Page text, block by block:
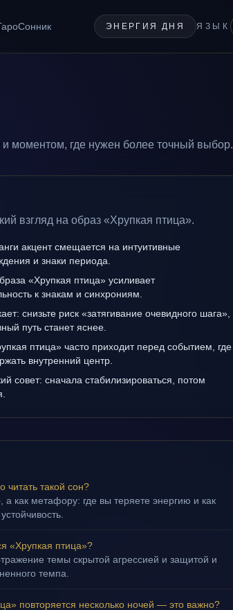
Сонник ЭНЕРГИЯ ДНЯ ЯЗЫК
моментом, где нужен более точный выбор.
взгляд на образ «Хрупкая птица».
акцент смещается на интуитивные
и знаки периода.
«Хрупкая птица» усиливает
к знакам и синхрониям.
снизьте риск «затягивание очевидного шага»,
путь станет яснее.
птица» часто приходит перед событием, где
внутренний центр.
совет: сначала стабилизироваться, потом
читать такой сон?
а как метафору: где вы теряете энергию и как
«Хрупкая птица»?
темы скрытой агрессией и защитой и
темпа.
повторяется несколько ночей — это важно?